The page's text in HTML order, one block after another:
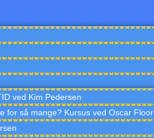
ved Kim Pedersen
for så mange? Kursus ved Oscar Floor